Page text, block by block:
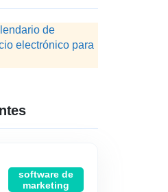
de
electrónico para
software de
marketing